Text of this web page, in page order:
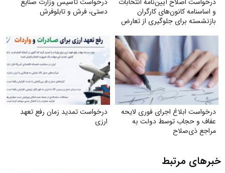
و اساسنامه کانون‌های کارگران
بازنشسته برای جلوگیری از تعارض
دستی، فرش و تابلوفرش
درخواست ابلاغ اجرای فوری لایحه
عفاف و حجاب توسط دولت به
مراجع ذی‌صلاح
درخواست تمدید زمان رفع تعهد
ارزی
خبرهای مرتبط